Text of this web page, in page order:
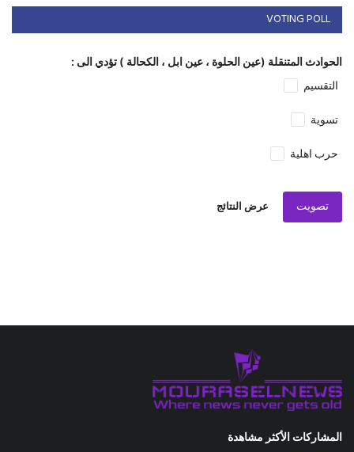
VOTING POLL
الحوادث المتنقلة (عين الحلوة ، عين ابل ، الكحالة ) تؤدي الى :
التقسيم
تسوية
حرب اهلية
تصويت عرض النتائج
المشاركات الأكثر مشاهدة